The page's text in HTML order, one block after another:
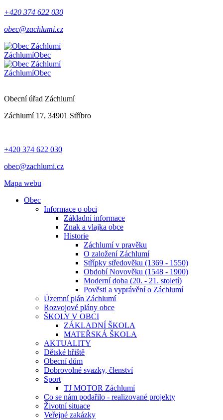
+420 374 622 030
obec@zachlumi.cz
ZáchlumíObec
ZáchlumíObec
Obecní úřad Záchlumí
Záchlumí 17, 34901 Stříbro
+420 374 622 030
obec@zachlumi.cz
Mapa webu
Obec
Informace o obci
Základní informace
Znak a vlajka obce
Historie
Záchlumí v pravěku
O založení Záchlumí
Střípky středověku (1369 - 1550)
Období Novověku (1548 - 1900)
Moderní doba (20. - 21. století)
Pověsti a vyprávění o Záchlumí
Územní plán Záchlumí
Rozvojové plány obce
ŠKOLY V OBCI
ZÁKLADNÍ ŠKOLA
MATEŘSKÁ ŠKOLA
AKTUALITY
Dětské hřiště
Obecní dům
Dobrovolné svazky, členství
Sport
TJ MOTOR Záchlumí
Co se nám podařilo - realizované projekty
Životní situace
Veřejné zakázky